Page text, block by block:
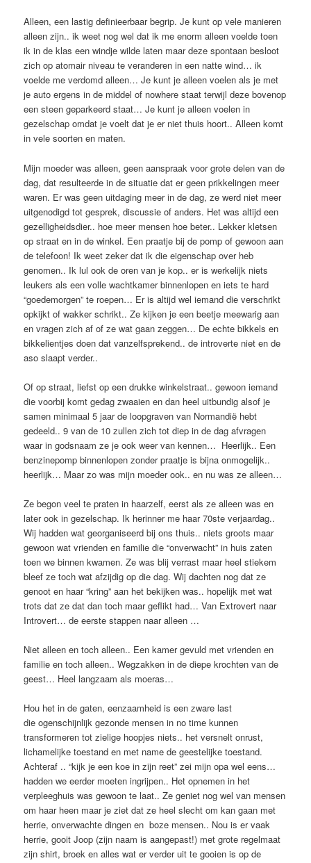
Alleen, een lastig definieerbaar begrip. Je kunt op vele manieren
alleen zijn.. ik weet nog wel dat ik me enorm alleen voelde toen
ik in de klas een windje wilde laten maar deze spontaan besloot
zich op atomair niveau te veranderen in een natte wind… ik
voelde me verdomd alleen… Je kunt je alleen voelen als je met
je auto ergens in de middel of nowhere staat terwijl deze bovenop
een steen geparkeerd staat… Je kunt je alleen voelen in
gezelschap omdat je voelt dat je er niet thuis hoort.. Alleen komt
in vele soorten en maten.
Mijn moeder was alleen, geen aanspraak voor grote delen van de
dag, dat resulteerde in de situatie dat er geen prikkelingen meer
waren. Er was geen uitdaging meer in de dag, ze werd niet meer
uitgenodigd tot gesprek, discussie of anders. Het was altijd een
gezelligheidsdier.. hoe meer mensen hoe beter.. Lekker kletsen
op straat en in de winkel. Een praatje bij de pomp of gewoon aan
de telefoon! Ik weet zeker dat ik die eigenschap over heb
genomen.. Ik lul ook de oren van je kop.. er is werkelijk niets
leukers als een volle wachtkamer binnenlopen en iets te hard
“goedemorgen” te roepen… Er is altijd wel iemand die verschrikt
opkijkt of wakker schrikt.. Ze kijken je een beetje meewarig aan
en vragen zich af of ze wat gaan zeggen… De echte bikkels en
bikkelientjes doen dat vanzelfsprekend.. de introverte niet en de
aso slaapt verder..
Of op straat, liefst op een drukke winkelstraat.. gewoon iemand
die voorbij komt gedag zwaaien en dan heel uitbundig alsof je
samen minimaal 5 jaar de loopgraven van Normandië hebt
gedeeld.. 9 van de 10 zullen zich tot diep in de dag afvragen
waar in godsnaam ze je ook weer van kennen… Heerlijk.. Een
benzinepomp binnenlopen zonder praatje is bijna onmogelijk..
heerlijk… Maar zo was mijn moeder ook.. en nu was ze alleen…
Ze begon veel te praten in haarzelf, eerst als ze alleen was en
later ook in gezelschap. Ik herinner me haar 70ste verjaardag..
Wij hadden wat georganiseerd bij ons thuis.. niets groots maar
gewoon wat vrienden en familie die “onverwacht” in huis zaten
toen we binnen kwamen. Ze was blij verrast maar heel stiekem
bleef ze toch wat afzijdig op die dag. Wij dachten nog dat ze
genoot en haar “kring” aan het bekijken was.. hopelijk met wat
trots dat ze dat dan toch maar geflikt had… Van Extrovert naar
Introvert… de eerste stappen naar alleen …
Niet alleen en toch alleen.. Een kamer gevuld met vrienden en
familie en toch alleen.. Wegzakken in de diepe krochten van de
geest… Heel langzaam als moeras…
Hou het in de gaten, eenzaamheid is een zware last
die ogenschijnlijk gezonde mensen in no time kunnen
transformeren tot zielige hoopjes niets.. het versnelt onrust,
lichamelijke toestand en met name de geestelijke toestand.
Achteraf .. “kijk je een koe in zijn reet” zei mijn opa wel eens…
hadden we eerder moeten ingrijpen.. Het opnemen in het
verpleeghuis was gewoon te laat.. Ze geniet nog wel van mensen
om haar heen maar je ziet dat ze heel slecht om kan gaan met
herrie, onverwachte dingen en boze mensen.. Nou is er vaak
herrie, gooit Joop (zijn naam is aangepast!) met grote regelmaat
zijn shirt, broek en alles wat er verder uit te gooien is op de